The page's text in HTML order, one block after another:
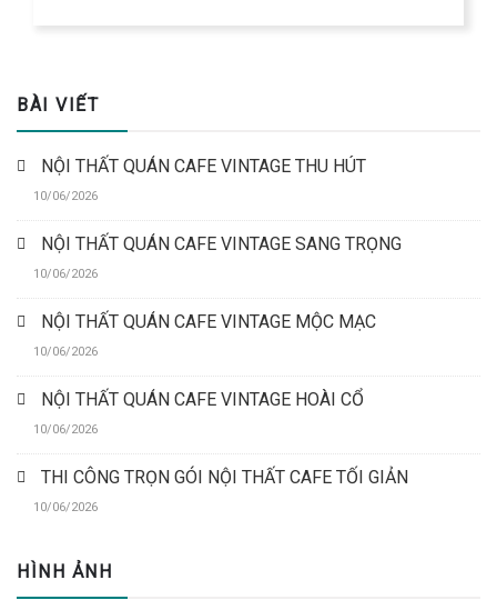
BÀI VIẾT
NỘI THẤT QUÁN CAFE VINTAGE THU HÚT
10/06/2026
NỘI THẤT QUÁN CAFE VINTAGE SANG TRỌNG
10/06/2026
NỘI THẤT QUÁN CAFE VINTAGE MỘC MẠC
10/06/2026
NỘI THẤT QUÁN CAFE VINTAGE HOÀI CỔ
10/06/2026
THI CÔNG TRỌN GÓI NỘI THẤT CAFE TỐI GIẢN
10/06/2026
HÌNH ẢNH